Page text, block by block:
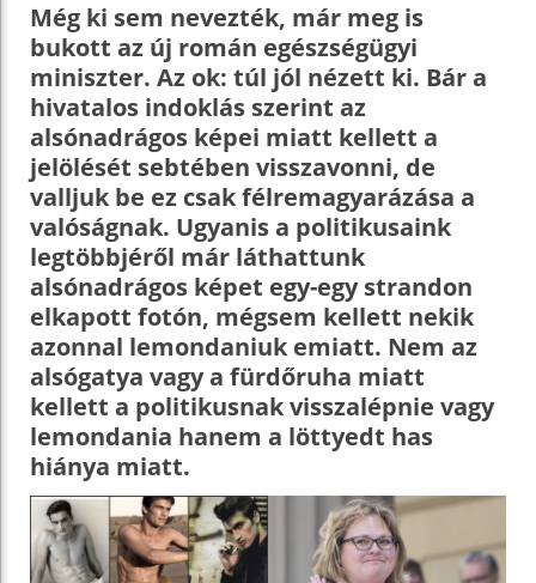
Még ki sem nevezték, már meg is
bukott az új román egészségügyi
miniszter. Az ok: túl jól nézett ki. Bár a
hivatalos indoklás szerint az
alsónadrágos képei miatt kellett a
jelölését sebtében visszavonni, de
valljuk be ez csak félremagyarázása a
valóságnak. Ugyanis a politikusaink
legtöbbjéről már láthattunk
alsónadrágos képet egy-egy strandon
elkapott fotón, mégsem kellett nekik
azonnal lemondaniuk emiatt. Nem az
alsógatya vagy a fürdőruha miatt
kellett a politikusnak visszalépnie vagy
lemondania hanem a löttyedt has
hiánya miatt.